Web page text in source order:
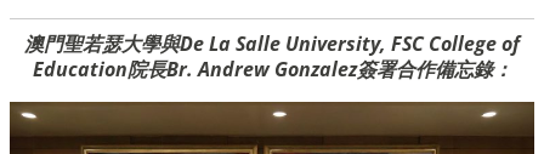
澳門聖若瑟大學與De La Salle University, FSC College of
Education院長Br. Andrew Gonzalez簽署合作備忘錄：